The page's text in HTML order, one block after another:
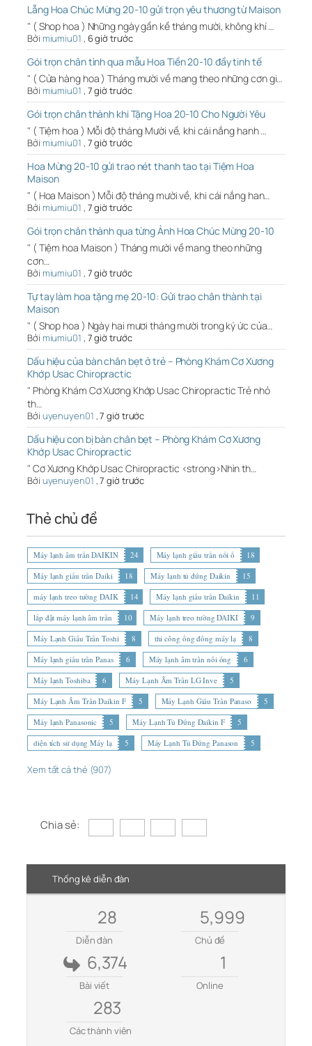
Lẵng Hoa Chúc Mừng 20-10 gửi trọn yêu thương từ Maison
" ( Shop hoa ) Những ngày gần kề tháng mười, không khí …
Bởi miumiu01 , 6 giờ trước
Gói trọn chân tình qua mẫu Hoa Tiền 20-10 đầy tinh tế
" ( Cửa hàng hoa ) Tháng mười về mang theo những cơn gi…
Bởi miumiu01 , 7 giờ trước
Gói trọn chân thành khi Tặng Hoa 20-10 Cho Người Yêu
" ( Tiệm hoa ) Mỗi độ tháng Mười về, khi cái nắng hanh …
Bởi miumiu01 , 7 giờ trước
Hoa Mừng 20-10 gửi trao nét thanh tao tại Tiệm Hoa
Maison
" ( Hoa Maison ) Mỗi độ tháng mười về, khi cái nắng han…
Bởi miumiu01 , 7 giờ trước
Gói trọn chân thành qua từng Ảnh Hoa Chúc Mừng 20-10
" ( Tiệm hoa Maison ) Tháng mười về mang theo những
cơn…
Bởi miumiu01 , 7 giờ trước
Tự tay làm hoa tặng mẹ 20-10: Gửi trao chân thành tại
Maison
" ( Shop hoa ) Ngày hai mươi tháng mười trong ký ức của…
Bởi miumiu01 , 7 giờ trước
Dấu hiệu của bàn chân bẹt ở trẻ – Phòng Khám Cơ Xương
Khớp Usac Chiropractic
" Phòng Khám Cơ Xương Khớp Usac Chiropractic Trẻ nhỏ
th…
Bởi uyenuyen01 ,7 giờ trước
Dấu hiệu con bị bàn chân bẹt – Phòng Khám Cơ Xương
Khớp Usac Chiropractic
" Cơ Xương Khớp Usac Chiropractic <strong>Nhìn th…
Bởi uyenuyen01 ,7 giờ trước
Thẻ chủ đề
Máy lạnh âm trần DAIKIN 24 Máy lạnh giấu trần nối ố
18
Máy lạnh giấu trần Daiki
18 Máy lạnh tủ đứng Daikin
15
máy lạnh treo tường DAIK
14 Máy lạnh giấu trần Daikin
11
lắp đặt máy lạnh âm trần
10 Máy lạnh treo tường DAIKI
9
Máy Lạnh Giấu Trần Toshi
8 thi công ống đồng máy lạ
8
Máy lạnh giấu trần Panas
6 Máy lạnh âm trần nối ống
6
Máy lạnh Toshiba
6 Máy Lạnh Âm Trần LG Inve
5
Máy Lạnh Âm Trần Daikin F
5 Máy Lạnh Giấu Trần Panaso
5
Máy lạnh Panasonic
5 Máy Lạnh Tủ Đứng Daikin F
5
diện tích sử dụng Máy lạ
5 Máy Lạnh Tủ Đứng Panason 5
Xem tất cả thẻ (907)
Chia sẻ:
Thống kê diễn đàn
28
Diễn đàn
5,999
Chủ đề
6,374
Bài viết
1
Online
283
Các thành viên